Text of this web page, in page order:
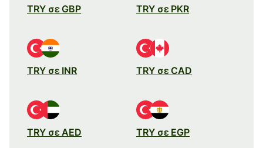
TRY σε GBP TRY σε PKR
TRY σε INR TRY σε CAD
TRY σε AED TRY σε EGP